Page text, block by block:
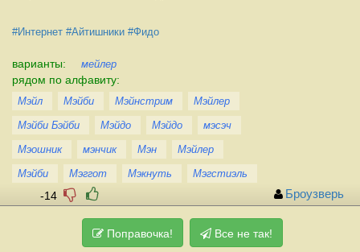
#Интернет #Айтишники #Фидо
варианты: мейлер
рядом по алфавиту:
Мэйл Мэйби Мэйнстрим
Мэйлер
Мэйби Бэйби
Мэйдо Мэйдо
мэсэч
Мэошник
мэнчик Мэн
Мэйлер
Мэйби
Мэггот Мэкнуть Мэгстиэль
-14 Броузверь
Поправочка! Все не так!